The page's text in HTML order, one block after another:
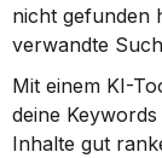
nicht gefunden
verwandte
Mit einem KI-
deine
Inhalte gut